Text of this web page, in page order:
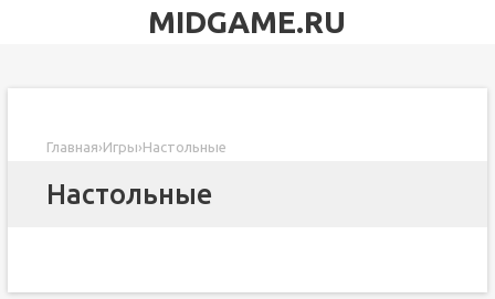
MIDGAME.RU
Главная›Игры›Настольные
Настольные